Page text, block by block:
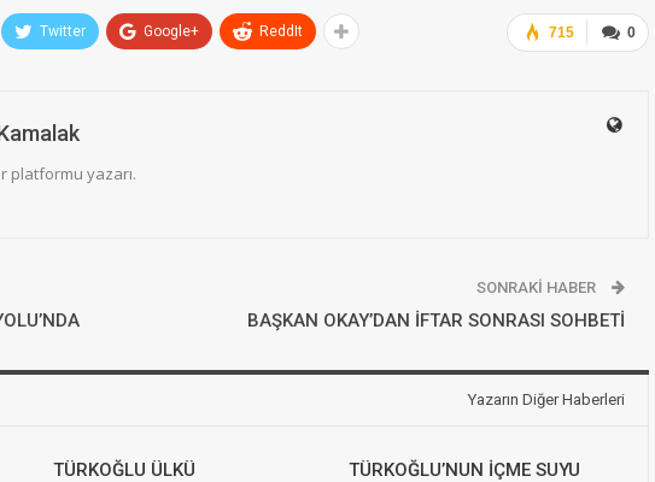
0
715
Twitter Google+ ReddIt
platformu yazarı.
SONRAKI HABER
BAŞKAN OKAY’DAN İFTAR SONRASI SOHBETİ
Yazarın Diğer Haberleri
TÜRKOĞLU ÜLKÜ
TÜRKOĞLU’NUN İÇME SUYU